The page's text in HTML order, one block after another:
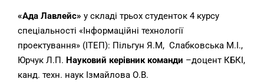
«Ада Лавлейс» у складі трьох студенток 4 курсу
спеціальності «Інформаційні технології
проектування» (ІТЕП): Пільгун Я.М, Слабковська М.І.,
Юрчук Л.П. Науковий керівник команди –доцент КБКІ,
канд. техн. наук Ізмайлова О.В.